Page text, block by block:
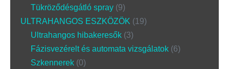
Tükröződésgátló spray 9
ULTRAHANGOS ESZKÖZÖK
19
Ultrahangos hibakeresők 3
Fázisvezérelt és automata vizsgálatok 6
Szkennerek 0